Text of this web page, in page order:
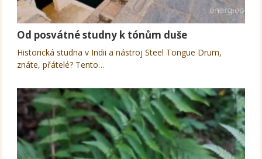
Od posvátné studny k tónům duše
Historická studna v Indii a nástroj Steel Tongue Drum,
znáte, přátelé? Tento…